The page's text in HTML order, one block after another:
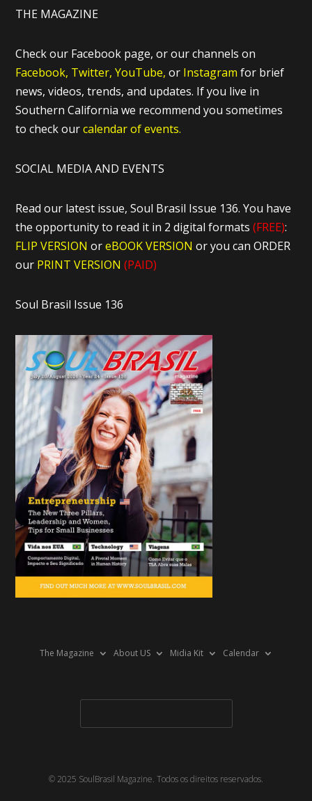
THE MAGAZINE
Check our Facebook page, or our channels on
Facebook, Twitter, YouTube, or Instagram for brief
news, videos, trends, and updates. If you live in
Southern California we recommend you sometimes
to check ourcalendar of events.
SOCIAL MEDIA AND EVENTS
Read our latest issue, Soul Brasil Issue 136. You have
the opportunity to read it in 2 digital formats(FREE):
FLIP VERSION oreBOOK VERSIONor you can ORDER
our PRINT VERSION (PAID)
Soul Brasil Issue 136
The Magazine About US Midia Kit Calendar
© 2025 SoulBrasil Magazine. Todos os direitos reservados.